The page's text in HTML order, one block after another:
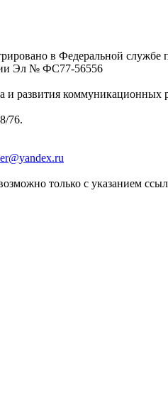
в Федеральной
Эл № ФC77-56556
развития коммуникационных
76.
только с указанием